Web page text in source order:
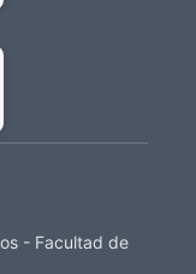
- Facultad de